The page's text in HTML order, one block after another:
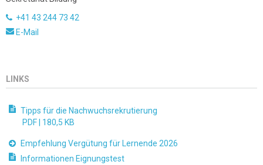
+41 43 244 73 42
E-Mail
LINKS
Tipps für die Nachwuchsrekrutierung
PDF | 180,5 KB
Empfehlung Vergütung für Lernende 2026
Informationen Eignungstest